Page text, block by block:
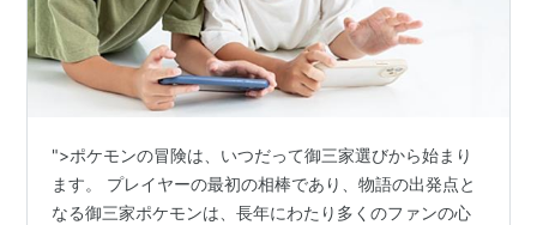
">ポケモンの冒険は、いつだって御三家選びから始まり
ます。 プレイヤーの最初の相棒であり、物語の出発点と
なる御三家ポケモンは、長年にわたり多くのファンの心